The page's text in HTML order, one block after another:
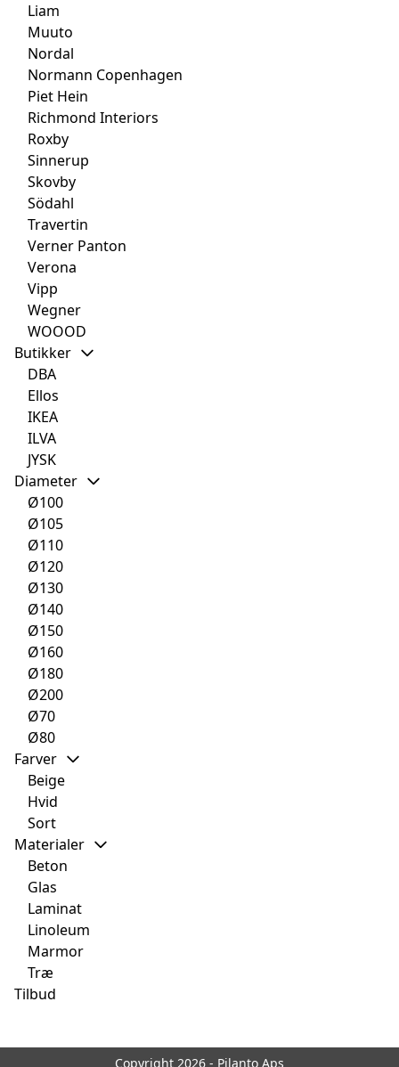
Liam
Muuto
Nordal
Normann Copenhagen
Piet Hein
Richmond Interiors
Roxby
Sinnerup
Skovby
Södahl
Travertin
Verner Panton
Verona
Vipp
Wegner
WOOOD
Butikker
DBA
Ellos
IKEA
ILVA
JYSK
Diameter
Ø100
Ø105
Ø110
Ø120
Ø130
Ø140
Ø150
Ø160
Ø180
Ø200
Ø70
Ø80
Farver
Beige
Hvid
Sort
Materialer
Beton
Glas
Laminat
Linoleum
Marmor
Træ
Tilbud
Copyright 2026 - Pilanto Aps